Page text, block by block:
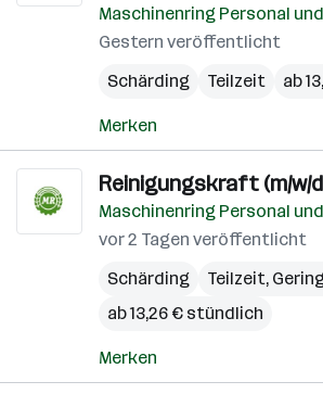
Maschinenring Personal
Gestern veröffentlicht
Schärding
Teilzeit ab
Merken
Reinigungskraft (m/w/
Maschinenring Personal
vor 2 Tagen veröffentlicht
Schärding
Teilzeit,
ab 13,26 € stündlich
Merken